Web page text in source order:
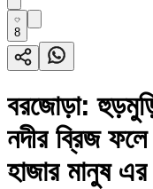
8
বরজোড়া:
নদীর ব্রিজ ফলে
হাজার মানুষ এর